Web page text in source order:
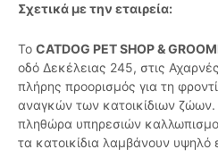
Σχετικά με την εταιρεία:
Το CATDOG PET SHOP &
οδό Δεκέλειας 245, στις
πλήρης προορισμός για τη
αναγκών των κατοικίδιων ζώων.
πληθώρα υπηρεσιών
τα κατοικίδια λαμβάνουν υψηλό